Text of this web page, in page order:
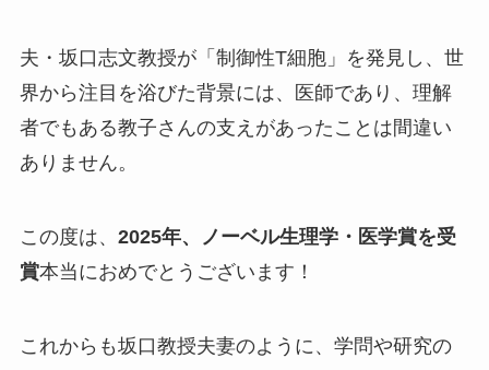
夫・坂口志文教授が「制御性T細胞」を発見し、世
界から注目を浴びた背景には、医師であり、理解
者でもある教子さんの支えがあったことは間違い
ありません。
この度は、 2025年、ノーベル生理学・医学賞を受
賞本当におめでとうございます！
これからも坂口教授夫妻のように、学問や研究の